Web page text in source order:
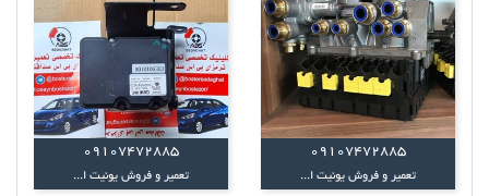
09107472885
تعمیر و فروش یونیت ا...
09107472885
تعمیر و فروش یونیت ا...